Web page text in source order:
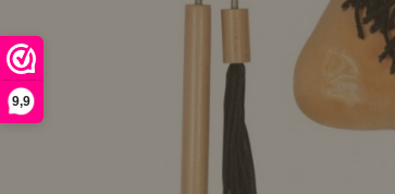
9,9